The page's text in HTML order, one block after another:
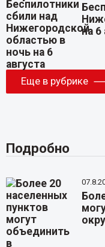
на 6
Еще в рубрике
Подробно